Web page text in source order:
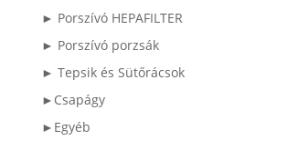
► Porszívó HEPAFILTER
► Porszívó porzsák
► Tepsik és Sütőrácsok
►Csapágy
►Egyéb